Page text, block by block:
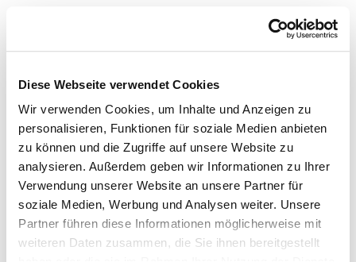
Diese Webseite verwendet Cookies
Wir verwenden Cookies, um Inhalte und Anzeigen zu
personalisieren, Funktionen für soziale Medien anbieten
zu können und die Zugriffe auf unsere Website zu
analysieren. Außerdem geben wir Informationen zu Ihrer
Verwendung unserer Website an unsere Partner für
soziale Medien, Werbung und Analysen weiter. Unsere
Partner führen diese Informationen möglicherweise mit
weiteren Daten zusammen, die Sie ihnen bereitgestellt